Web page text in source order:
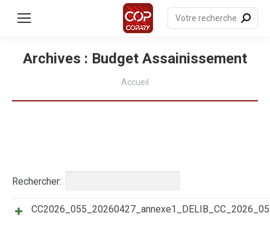
principal
Recherche
:
Archives : Budget Assainissement
Accueil
Rechercher:
Titre Résumé Date Catégories